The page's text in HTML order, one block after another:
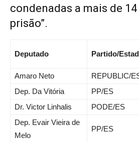
condenadas a mais de
prisão”.
Deputado Partido/
Amaro Neto
REPUBLIC/
Dep. Da Vitória
PP/ES
Dr. Victor Linhalis
PODE/ES
Dep. Evair Vieira de
Melo
PP/ES